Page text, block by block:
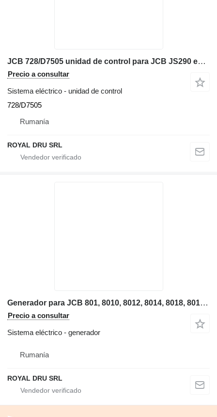
JCB 728/D7505 unidad de control para JCB JS290 excavadora
Precio a consultar
Sistema eléctrico - unidad de control
728/D7505
Rumanía
ROYAL DRU SRL
Generador para JCB 801, 8010, 8012, 8014, 8018, 801, 802, 8020, 803, 804, 805, 830 miniexcavadora
Precio a consultar
Sistema eléctrico - generador
Rumanía
ROYAL DRU SRL